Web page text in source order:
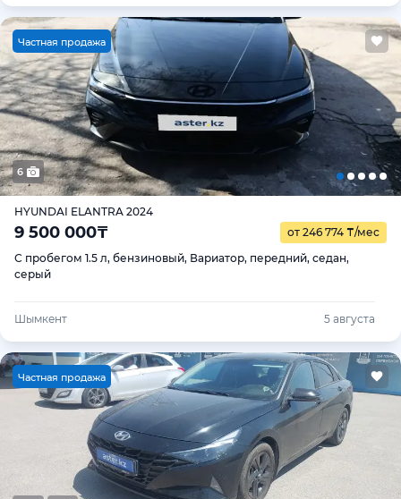
Частная продажа
6
HYUNDAI ELANTRA 2024
9 500 000₸ от 246 774 ₸/мес
С пробегом 1.5 л, бензиновый, Вариатор, передний, седан,
серый
Шымкент 5 августа
Частная продажа